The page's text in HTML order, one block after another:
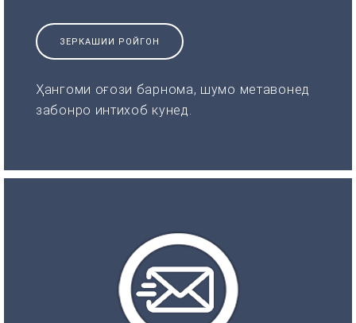
ЗЕРКАШИИ РОЙГОН
Ҳангоми оғози барнома, шумо метавонед
забонро интихоб кунед.